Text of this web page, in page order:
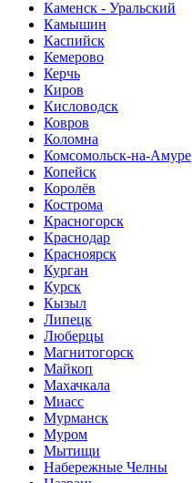
Каменск - Уральский
Камышин
Каспийск
Кемерово
Керчь
Киров
Кисловодск
Ковров
Коломна
Комсомольск-на-Амуре
Копейск
Королёв
Кострома
Красногорск
Краснодар
Красноярск
Курган
Курск
Кызыл
Липецк
Люберцы
Магнитогорск
Майкоп
Махачкала
Миасс
Мурманск
Муром
Мытищи
Набережные Челны